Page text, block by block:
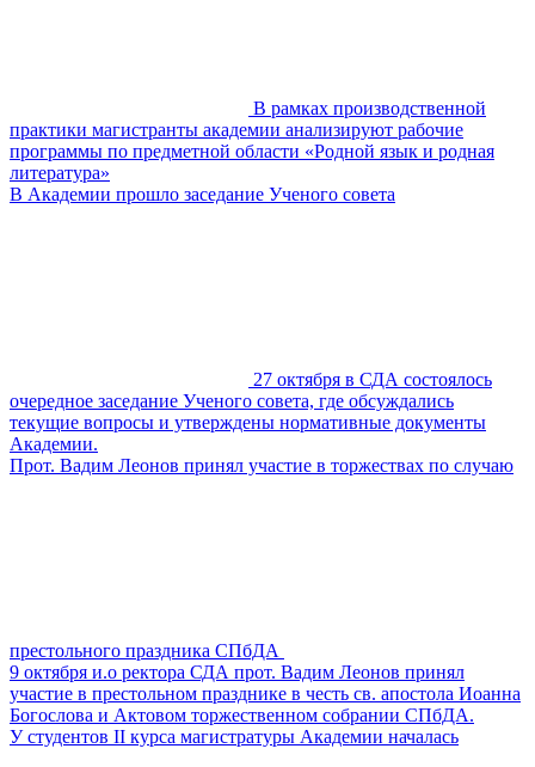
В рамках производственной
практики магистранты академии анализируют рабочие
программы по предметной области «Родной язык и родная
литература»
В Академии прошло заседание Ученого совета
27 октября в СДА состоялось
очередное заседание Ученого совета, где обсуждались
текущие вопросы и утверждены нормативные документы
Академии.
Прот. Вадим Леонов принял участие в торжествах по случаю
престольного праздника СПбДА
9 октября и.о ректора СДА прот. Вадим Леонов принял
участие в престольном празднике в честь св. апостола Иоанна
Богослова и Актовом торжественном собрании СПбДА.
У cтудентов II курса магистратуры Академии началась